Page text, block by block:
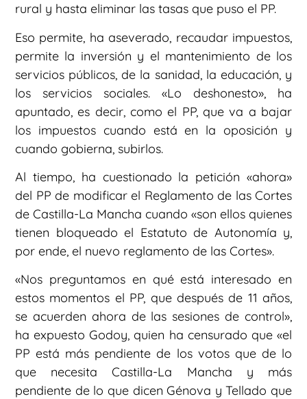
rural y hasta eliminar las tasas que puso el PP.
Eso permite, ha aseverado, recaudar impuestos,
permite la inversión y el mantenimiento de los
servicios públicos, de la sanidad, la educación, y
los servicios sociales. «Lo deshonesto», ha
apuntado, es decir, como el PP, que va a bajar
los impuestos cuando está en la oposición y
cuando gobierna, subirlos.
Al tiempo, ha cuestionado la petición «ahora»
del PP de modificar el Reglamento de las Cortes
de Castilla-La Mancha cuando «son ellos quienes
tienen bloqueado el Estatuto de Autonomía y,
por ende, el nuevo reglamento de las Cortes».
«Nos preguntamos en qué está interesado en
estos momentos el PP, que después de 11 años,
se acuerden ahora de las sesiones de control»,
ha expuesto Godoy, quien ha censurado que «el
PP está más pendiente de los votos que de lo
que necesita Castilla-La Mancha y más
pendiente de lo que dicen Génova y Tellado que